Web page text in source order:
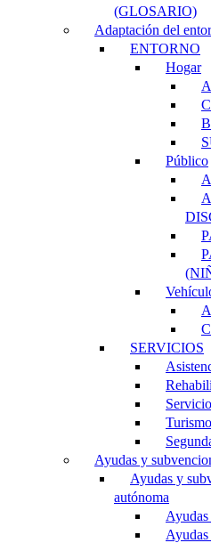
(GLOSARIO)
Adaptación del
ENTORNO
Hogar
Público
SERVICIOS
Ayudas y
Ayudas y
autónoma